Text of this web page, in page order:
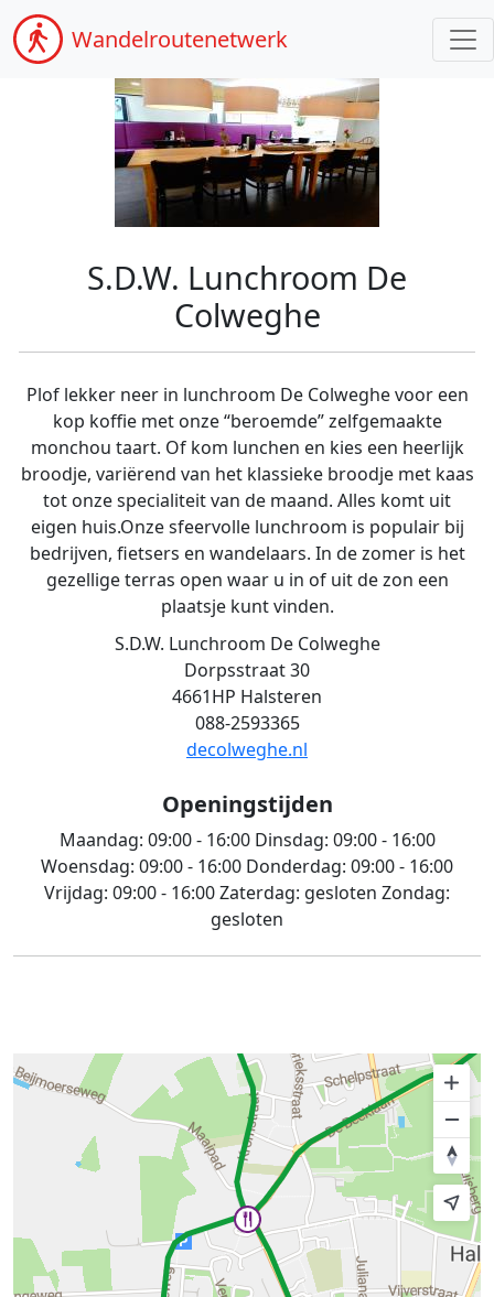
Wandelroutenetwerk
S.D.W. Lunchroom De
Colweghe
Plof lekker neer in lunchroom De Colweghe voor een
kop koffie met onze “beroemde” zelfgemaakte
monchou taart. Of kom lunchen en kies een heerlijk
broodje, variërend van het klassieke broodje met kaas
tot onze specialiteit van de maand. Alles komt uit
eigen huis.Onze sfeervolle lunchroom is populair bij
bedrijven, fietsers en wandelaars. In de zomer is het
gezellige terras open waar u in of uit de zon een
plaatsje kunt vinden.
S.D.W. Lunchroom De Colweghe
Dorpsstraat 30
4661HP Halsteren
088-2593365
decolweghe.nl
Openingstijden
Maandag: 09:00 - 16:00Dinsdag: 09:00 - 16:00
Woensdag: 09:00 - 16:00 Donderdag: 09:00 - 16:00
Vrijdag: 09:00 - 16:00Zaterdag: gesloten Zondag:
gesloten